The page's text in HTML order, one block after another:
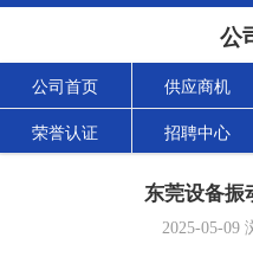
公
公司首页 供应商机
荣誉认证 招聘中心
东莞设备振
2025-05-09